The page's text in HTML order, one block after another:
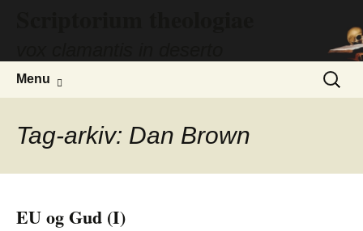
Menu
Søg
efter:
Tag-arkiv: Dan Brown
EU og Gud (I)